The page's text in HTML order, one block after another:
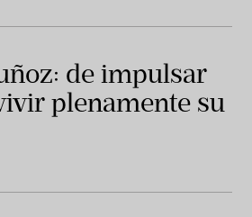
de impulsar
plenamente su